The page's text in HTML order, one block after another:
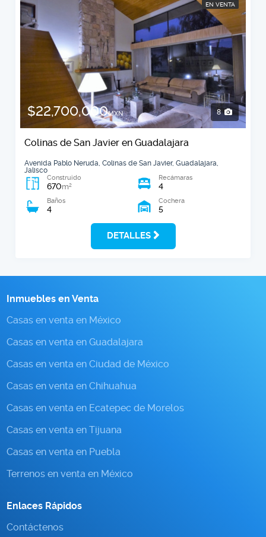
EN VENTA
$22,700,000MXN 8
Colinas de San Javier en Guadalajara
Avenida Pablo Neruda, Colinas de San Javier, Guadalajara,
Jalisco
Construido
670m2
Recámaras
4
Baños
4
Cochera
5
DETALLES
Inmuebles en Venta
Casas en venta en México
Casas en venta en Guadalajara
Casas en venta en Ciudad de México
Casas en venta en Chihuahua
Casas en venta en Ecatepec de Morelos
Casas en venta en Tijuana
Casas en venta en Puebla
Terrenos en venta en México
Enlaces Rápidos
Contáctenos